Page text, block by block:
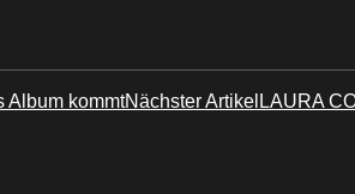
Album kommtNächster Artikel LAURA